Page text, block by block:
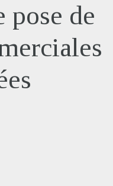
pose de